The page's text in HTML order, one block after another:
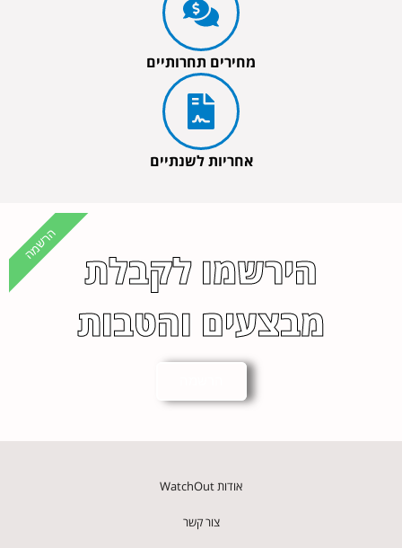
מחירים תחרותיים
אחריות לשנתיים
הירשמו לקבלת
מבצעים והטבות
הרשמה
אודות WatchOut
צור קשר